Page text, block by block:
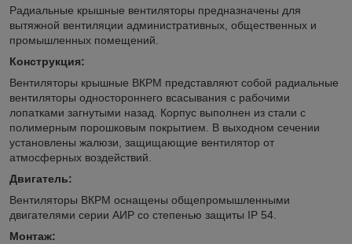
Радиальные крышные вентиляторы предназначены для
вытяжной вентиляции административных, общественных и
промышленных помещений.
Конструкция:
Вентиляторы крышные ВКРМ представляют собой радиальные
вентиляторы одностороннего всасывания с рабочими
лопатками загнутыми назад. Корпус выполнен из стали с
полимерным порошковым покрытием. В выходном сечении
установлены жалюзи, защищающие вентилятор от
атмосферных воздействий.
Двигатель:
Вентиляторы ВКРМ оснащены общепромышленными
двигателями серии АИР со степенью защиты IP 54.
Монтаж: